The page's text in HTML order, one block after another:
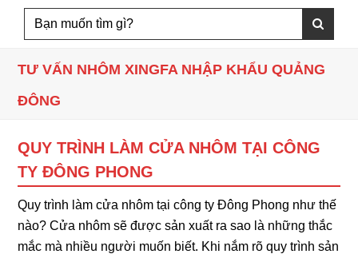
TƯ VẤN NHÔM XINGFA NHẬP KHẨU QUẢNG
ĐÔNG
QUY TRÌNH LÀM CỬA NHÔM TẠI CÔNG
TY ĐÔNG PHONG
Quy trình làm cửa nhôm tại công ty Đông Phong như thế
nào? Cửa nhôm sẽ được sản xuất ra sao là những thắc
mắc mà nhiều người muốn biết. Khi nắm rõ quy trình sản